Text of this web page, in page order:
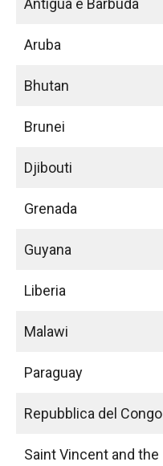
Aruba
Bhutan
Brunei
Djibouti
Grenada
Guyana
Liberia
Malawi
Paraguay
Repubblica del Congo
Saint Vincent and the